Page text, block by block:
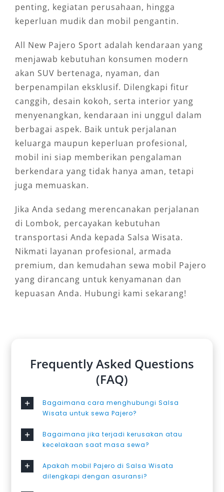
penting, kegiatan perusahaan, hingga
keperluan mudik dan mobil pengantin.
All New Pajero Sport adalah kendaraan yang
menjawab kebutuhan konsumen modern
akan SUV bertenaga, nyaman, dan
berpenampilan eksklusif. Dilengkapi fitur
canggih, desain kokoh, serta interior yang
menyenangkan, kendaraan ini unggul dalam
berbagai aspek. Baik untuk perjalanan
keluarga maupun keperluan profesional,
mobil ini siap memberikan pengalaman
berkendara yang tidak hanya aman, tetapi
juga memuaskan.
Jika Anda sedang merencanakan perjalanan
di Lombok, percayakan kebutuhan
transportasi Anda kepada Salsa Wisata.
Nikmati layanan profesional, armada
premium, dan kemudahan sewa mobil Pajero
yang dirancang untuk kenyamanan dan
kepuasan Anda. Hubungi kami sekarang!
Frequently Asked Questions
(FAQ)
Bagaimana cara menghubungi Salsa
Wisata untuk sewa Pajero?
Bagaimana jika terjadi kerusakan atau
kecelakaan saat masa sewa?
Apakah mobil Pajero di Salsa Wisata
dilengkapi dengan asuransi?